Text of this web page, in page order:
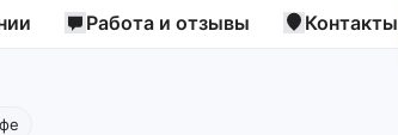
Работа и отзывы Контакты